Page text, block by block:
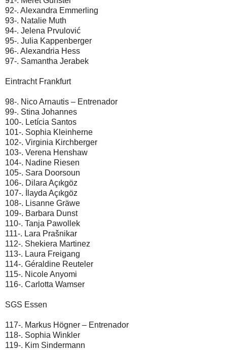
92-. Alexandra Emmerling
93-. Natalie Muth
94-. Jelena Prvulović
95-. Julia Kappenberger
96-. Alexandria Hess
97-. Samantha Jerabek
Eintracht Frankfurt
98-. Nico Arnautis – Entrenador
99-. Stina Johannes
100-. Letícia Santos
101-. Sophia Kleinherne
102-. Virginia Kirchberger
103-. Verena Henshaw
104-. Nadine Riesen
105-. Sara Doorsoun
106-. Dilara Açıkgöz
107-. İlayda Açıkgöz
108-. Lisanne Gräwe
109-. Barbara Dunst
110-. Tanja Pawollek
111-. Lara Prašnikar
112-. Shekiera Martinez
113-. Laura Freigang
114-. Géraldine Reuteler
115-. Nicole Anyomi
116-. Carlotta Wamser
SGS Essen
117-. Markus Högner – Entrenador
118-. Sophia Winkler
119-. Kim Sindermann